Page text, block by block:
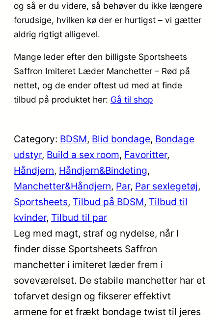
og så er du videre, så behøver du ikke længere
forudsige, hvilken kø der er hurtigst – vi gætter
aldrig rigtigt alligevel.
Mange leder efter den billigste Sportsheets
Saffron Imiteret Læder Manchetter – Rød på
nettet, og de ender oftest ud med at finde
tilbud på produktet her: Gå til shop
Category: BDSM, Blid bondage, Bondage
udstyr, Build a sex room, Favoritter
Håndjern, Håndjern&Bindeting
Manchetter&Håndjern, Par, Par sexlegetøj
Sportsheets, Tilbud på BDSM, Tilbud til
kvinder, Tilbud til par
Leg med magt, straf og nydelse, når I
finder disse Sportsheets Saffron
manchetter i imiteret læder frem i
soveværelset. De stabile manchetter har et
tofarvet design og fikserer effektivt
armene for et frækt bondage twist til jeres